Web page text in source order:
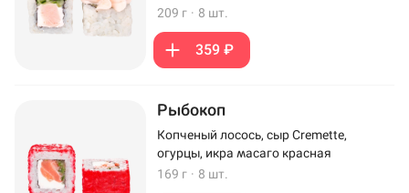
209 г · 8 шт.
359 ₽
Рыбокоп
Копченый лосось, сыр Cremette,
огурцы, икра масаго красная
169 г · 8 шт.